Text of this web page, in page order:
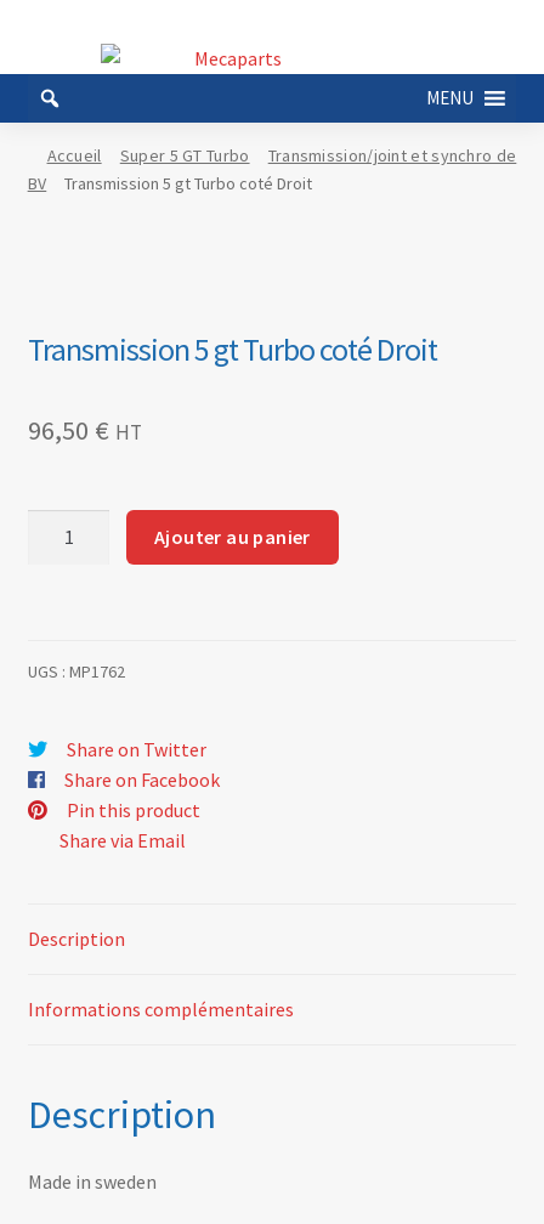
la
navigation
au
contenu
MENU
Accueil Super 5 GT Turbo
Transmission/joint et synchro de
BV
Transmission 5 gt Turbo coté Droit
Transmission 5 gt Turbo coté Droit
96,50 € HT
Turbo
Droit
Ajouter au panier
UGS : MP1762
Share on Twitter
Share on Facebook
Pin this product
Share via Email
Description
Informations complémentaires
Description
Made in sweden